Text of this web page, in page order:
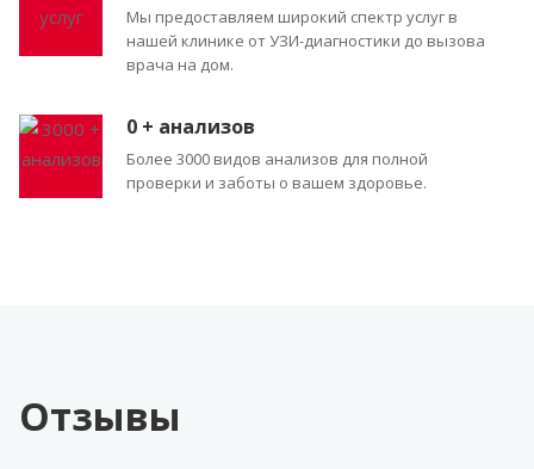
Мы предоставляем широкий спектр услуг в
нашей клинике от УЗИ-диагностики до вызова
врача на дом.
0 + анализов
Более 3000 видов анализов для полной
проверки и заботы о вашем здоровье.
Отзывы